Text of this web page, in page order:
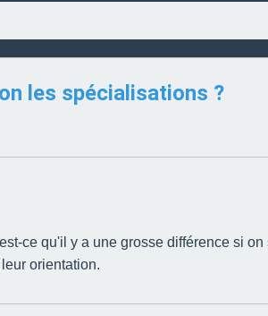
les spécialisations ?
ce qu'il y a une grosse différence si
orientation.